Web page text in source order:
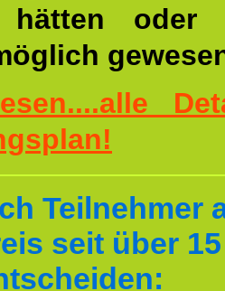
hätten oder
Teilnehmer
seit über